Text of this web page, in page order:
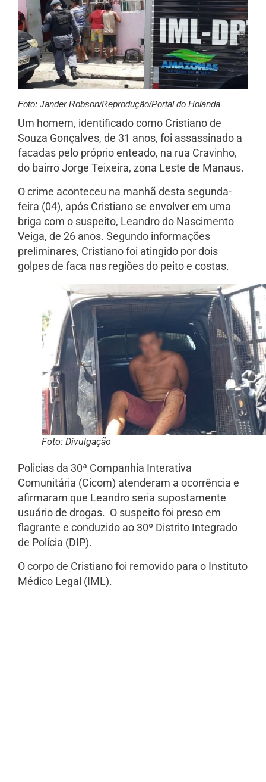
Foto: Jander Robson/Reprodução/Portal do Holanda
Um homem, identificado como Cristiano de
Souza Gonçalves, de 31 anos, foi assassinado a
facadas pelo próprio enteado, na rua Cravinho,
do bairro Jorge Teixeira, zona Leste de Manaus.
O crime aconteceu na manhã desta segunda-
feira (04), após Cristiano se envolver em uma
briga com o suspeito, Leandro do Nascimento
Veiga, de 26 anos. Segundo informações
preliminares, Cristiano foi atingido por dois
golpes de faca nas regiões do peito e costas.
Foto: Divulgação
Policias da 30ª Companhia Interativa
Comunitária (Cicom) atenderam a ocorrência e
afirmaram que Leandro seria supostamente
usuário de drogas. O suspeito foi preso em
flagrante e conduzido ao 30º Distrito Integrado
de Polícia (DIP).
O corpo de Cristiano foi removido para o Instituto
Médico Legal (IML).